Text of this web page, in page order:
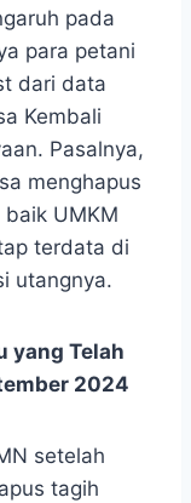
pada
para petani
dari data
Kembali
Pasalnya,
menghapus
UMKM
terdata di
utangnya.
yang Telah
2024
setelah
tagih